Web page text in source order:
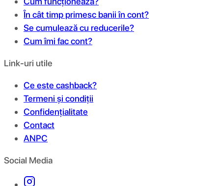
În cât timp primesc banii în cont?
Se cumulează cu reducerile?
Cum îmi fac cont?
Link-uri utile
Ce este cashback?
Termeni și condiții
Confidențialitate
Contact
ANPC
Social Media